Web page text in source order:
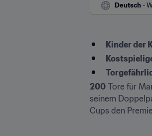
Deutsch -
Kinder der
200 Tore für
seinem
Cups den